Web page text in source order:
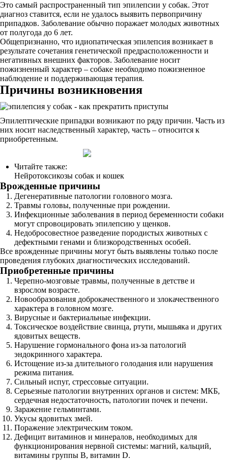
Это самый распространенный тип эпилепсии у собак. Этот
диагноз ставится, если не удалось выявить первопричину
припадков. Заболевание обычно поражает молодых животных
от полугода до 6 лет.
Общепризнанно, что идиопатическая эпилепсия возникает в
результате сочетания генетической предрасположенности и
негативных внешних факторов. Заболевание носит
пожизненный характер – собаке необходимо пожизненное
наблюдение и поддерживающая терапия.
Причины возникновения
Эпилептические припадки возникают по ряду причин. Часть из
них носит наследственный характер, часть – относится к
приобретенным.
Читайте также:
Нейротоксикозы собак и кошек
Врожденные причины
Дегенеративные патологии головного мозга.
Травмы головы, полученные при рождении.
Инфекционные заболевания в период беременности собаки
могут спровоцировать эпилепсию у щенков.
Недобросовестное разведение породистых животных с
дефектными генами и близкородственных особей.
Все врожденные причины могут быть выявлены только после
проведения глубоких диагностических исследований.
Приобретенные причины
Черепно-мозговые травмы, полученные в детстве и
взрослом возрасте.
Новообразования доброкачественного и злокачественного
характера в головном мозге.
Вирусные и бактериальные инфекции.
Токсическое воздействие свинца, ртути, мышьяка и других
ядовитых веществ.
Нарушение гормонального фона из-за патологий
эндокринного характера.
Истощение из-за длительного голодания или нарушения
режима питания.
Сильный испуг, стрессовые ситуации.
Серьезные патологии внутренних органов и систем: МКБ,
сердечная недостаточность, патологии почек и печени.
Заражение гельминтами.
Укусы ядовитых змей.
Поражение электрическим током.
Дефицит витаминов и минералов, необходимых для
функционирования нервной системы: магний, кальций,
витамины группы B, витамин D.